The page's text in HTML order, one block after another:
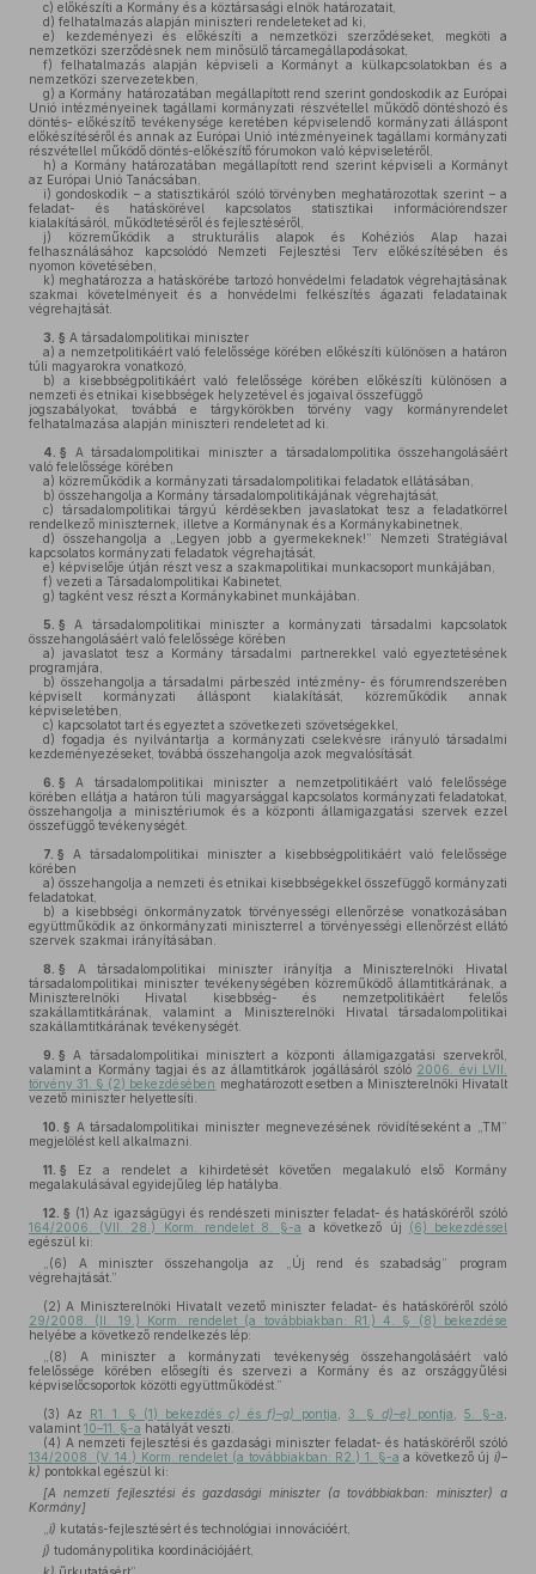
c) előkészíti a Kormány és a köztársasági elnök határozatait,
d) felhatalmazás alapján miniszteri rendeleteket ad ki,
e) kezdeményezi és előkészíti a nemzetközi szerződéseket, megköti a
nemzetközi szerződésnek nem minősülő tárcamegállapodásokat,
f) felhatalmazás alapján képviseli a Kormányt a külkapcsolatokban és a
nemzetközi szervezetekben,
g) a Kormány határozatában megállapított rend szerint gondoskodik az Európai
Unió intézményeinek tagállami kormányzati részvétellel működő döntéshozó és
döntés- előkészítő tevékenysége keretében képviselendő kormányzati álláspont
előkészítéséről és annak az Európai Unió intézményeinek tagállami kormányzati
részvétellel működő döntés-előkészítő fórumokon való képviseletéről,
h) a Kormány határozatában megállapított rend szerint képviseli a Kormányt
az Európai Unió Tanácsában,
i) gondoskodik – a statisztikáról szóló törvényben meghatározottak szerint – a
feladat- és hatáskörével kapcsolatos statisztikai információrendszer
kialakításáról, működtetéséről és fejlesztéséről,
j) közreműködik a strukturális alapok és Kohéziós Alap hazai
felhasználásához kapcsolódó Nemzeti Fejlesztési Terv előkészítésében és
nyomon követésében,
k) meghatározza a hatáskörébe tartozó honvédelmi feladatok végrehajtásának
szakmai követelményeit és a honvédelmi felkészítés ágazati feladatainak
végrehajtását.
3. § A társadalompolitikai miniszter
a) a nemzetpolitikáért való felelőssége körében előkészíti különösen a határon
túli magyarokra vonatkozó,
b) a kisebbségpolitikáért való felelőssége körében előkészíti különösen a
nemzeti és etnikai kisebbségek helyzetével és jogaival összefüggő
jogszabályokat, továbbá e tárgykörökben törvény vagy kormányrendelet
felhatalmazása alapján miniszteri rendeletet ad ki.
4. § A társadalompolitikai miniszter a társadalompolitika összehangolásáért
való felelőssége körében
a) közreműködik a kormányzati társadalompolitikai feladatok ellátásában,
b) összehangolja a Kormány társadalompolitikájának végrehajtását,
c) társadalompolitikai tárgyú kérdésekben javaslatokat tesz a feladatkörrel
rendelkező miniszternek, illetve a Kormánynak és a Kormánykabinetnek,
d) összehangolja a „Legyen jobb a gyermekeknek!” Nemzeti Stratégiával
kapcsolatos kormányzati feladatok végrehajtását,
e) képviselője útján részt vesz a szakmapolitikai munkacsoport munkájában,
f) vezeti a Társadalompolitikai Kabinetet,
g) tagként vesz részt a Kormánykabinet munkájában.
5. § A társadalompolitikai miniszter a kormányzati társadalmi kapcsolatok
összehangolásáért való felelőssége körében
a) javaslatot tesz a Kormány társadalmi partnerekkel való egyeztetésének
programjára,
b) összehangolja a társadalmi párbeszéd intézmény- és fórumrendszerében
képviselt kormányzati álláspont kialakítását, közreműködik annak
képviseletében,
c) kapcsolatot tart és egyeztet a szövetkezeti szövetségekkel,
d) fogadja és nyilvántartja a kormányzati cselekvésre irányuló társadalmi
kezdeményezéseket, továbbá összehangolja azok megvalósítását.
6. § A társadalompolitikai miniszter a nemzetpolitikáért való felelőssége
körében ellátja a határon túli magyarsággal kapcsolatos kormányzati feladatokat,
összehangolja a minisztériumok és a központi államigazgatási szervek ezzel
összefüggő tevékenységét.
7. § A társadalompolitikai miniszter a kisebbségpolitikáért való felelőssége
körében
a) összehangolja a nemzeti és etnikai kisebbségekkel összefüggő kormányzati
feladatokat,
b) a kisebbségi önkormányzatok törvényességi ellenőrzése vonatkozásában
együttműködik az önkormányzati miniszterrel a törvényességi ellenőrzést ellátó
szervek szakmai irányításában.
8. § A társadalompolitikai miniszter irányítja a Miniszterelnöki Hivatal
társadalompolitikai miniszter tevékenységében közreműködő államtitkárának, a
Miniszterelnöki Hivatal kisebbség- és nemzetpolitikáért felelős
szakállamtitkárának, valamint a Miniszterelnöki Hivatal társadalompolitikai
szakállamtitkárának tevékenységét.
9. § A társadalompolitikai minisztert a központi államigazgatási szervekről,
valamint a Kormány tagjai és az államtitkárok jogállásáról szóló 2006. évi LVII.
törvény 31. § (2) bekezdésében meghatározott esetben a Miniszterelnöki Hivatalt
vezető miniszter helyettesíti.
10. § A társadalompolitikai miniszter megnevezésének rövidítéseként a „TM”
megjelölést kell alkalmazni.
11. § Ez a rendelet a kihirdetését követően megalakuló első Kormány
megalakulásával egyidejűleg lép hatályba.
12. § (1) Az igazságügyi és rendészeti miniszter feladat- és hatásköréről szóló
164/2006. (VII. 28.) Korm. rendelet 8. §-a a következő új (6) bekezdéssel
egészül ki:
„(6) A miniszter összehangolja az „Új rend és szabadság” program
végrehajtását.”
(2) A Miniszterelnöki Hivatalt vezető miniszter feladat- és hatásköréről szóló
29/2008. (II. 19.) Korm. rendelet (a továbbiakban: R1.) 4. § (8) bekezdése
helyébe a következő rendelkezés lép:
„(8) A miniszter a kormányzati tevékenység összehangolásáért való
felelőssége körében elősegíti és szervezi a Kormány és az országgyűlési
képviselőcsoportok közötti együttműködést.”
(3) Az R1. 1. § (1) bekezdés c) ésf)–g) pontja 3. § d)–e) pontja ,5. §-a
valamint 10–11. §-a hatályát veszti.
(4) A nemzeti fejlesztési és gazdasági miniszter feladat- és hatásköréről szóló
134/2008. (V. 14.) Korm. rendelet (a továbbiakban: R2.) 1. §-a a következő úji)–
k) pontokkal egészül ki:
[A nemzeti fejlesztési és gazdasági miniszter (a továbbiakban: miniszter) a
Kormány]
i) kutatás-fejlesztésért és technológiai innovációért,
j) tudománypolitika koordinációjáért,